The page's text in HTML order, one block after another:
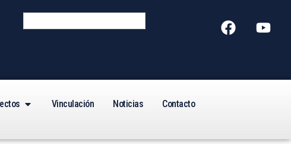
Vinculación Noticias Contacto